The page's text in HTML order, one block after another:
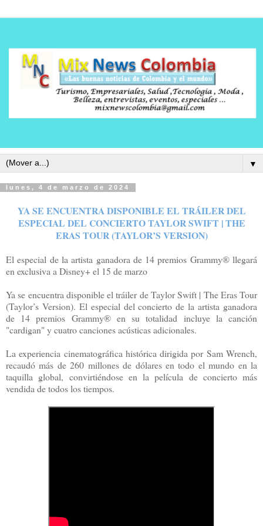
▼
lunes, 4 de marzo de 2024
YA SE ENCUENTRA DISPONIBLE EL TRÁILER DEL
ESPECIAL DEL CONCIERTO TAYLOR SWIFT | THE
ERAS TOUR (TAYLOR’S VERSION)
El especial de la artista ganadora de 14 premios Grammy® llegará
en exclusiva a Disney+ el 15 de marzo
Ya se encuentra disponible el tráiler de Taylor Swift | The Eras Tour
(Taylor’s Version). El especial del concierto de la artista ganadora
de 14 premios Grammy® en su totalidad incluye la canción
"cardigan" y cuatro canciones acústicas adicionales.
La experiencia cinematográfica histórica dirigida por Sam Wrench,
recaudó más de 260 millones de dólares en todo el mundo en la
taquilla global, convirtiéndose en la película de concierto más
vendida de todos los tiempos.